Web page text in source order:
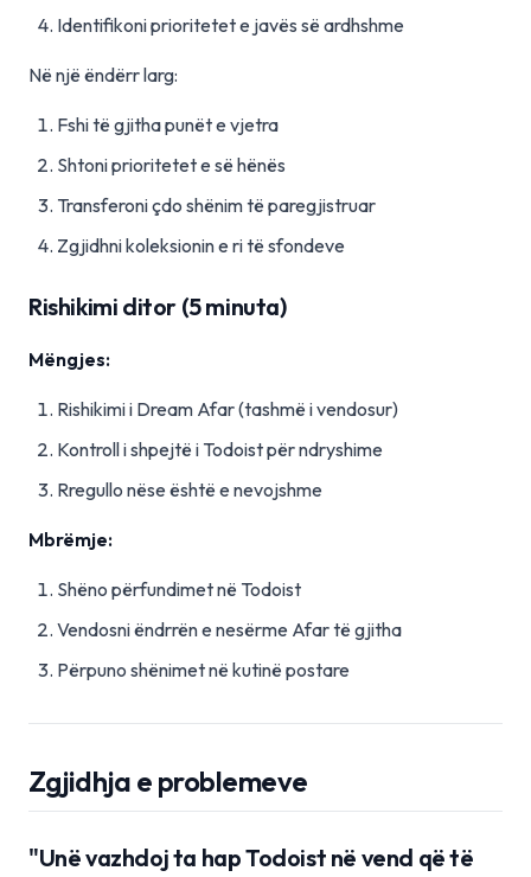
Identifikoni prioritetet e javës së ardhshme
Në një ëndërr larg:
Fshi të gjitha punët e vjetra
Shtoni prioritetet e së hënës
Transferoni çdo shënim të paregjistruar
Zgjidhni koleksionin e ri të sfondeve
Rishikimi ditor (5 minuta)
Mëngjes:
Rishikimi i Dream Afar (tashmë i vendosur)
Kontroll i shpejtë i Todoist për ndryshime
Rregullo nëse është e nevojshme
Mbrëmje:
Shëno përfundimet në Todoist
Vendosni ëndrrën e nesërme Afar të gjitha
Përpuno shënimet në kutinë postare
Zgjidhja e problemeve
"Unë vazhdoj ta hap Todoist në vend që të